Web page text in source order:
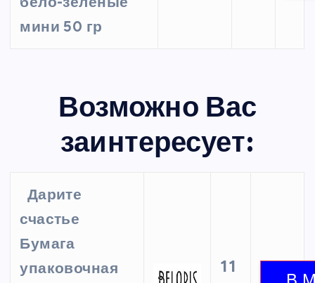
мини 50 гр
Возможно Вас
заинтересует:
Дарите
счастье
Бумага
упаковочная
11